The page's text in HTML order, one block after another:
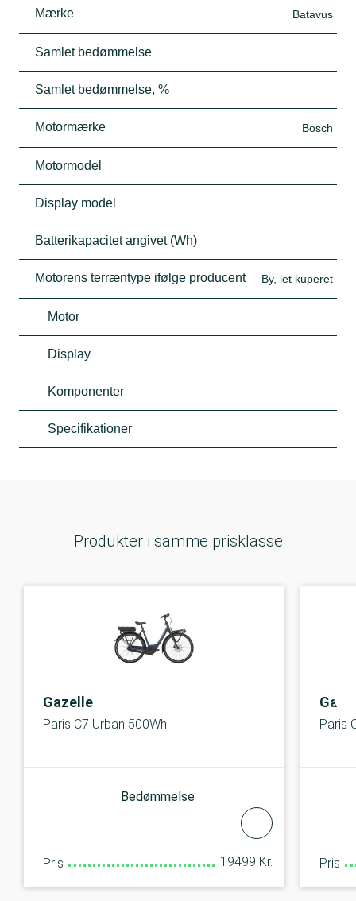
Mærke Batavus
Samlet bedømmelse
Samlet bedømmelse, %
Motormærke Bosch
Motormodel
Display model
Batterikapacitet angivet (Wh)
Motorens terræntype ifølge producent By, let kuperet
Motor
Display
Komponenter
Specifikationer
Produkter i samme prisklasse
Gazelle
Paris C7 Urban 500Wh
Bedømmelse
Pris 19499 Kr.
Paris
Pris